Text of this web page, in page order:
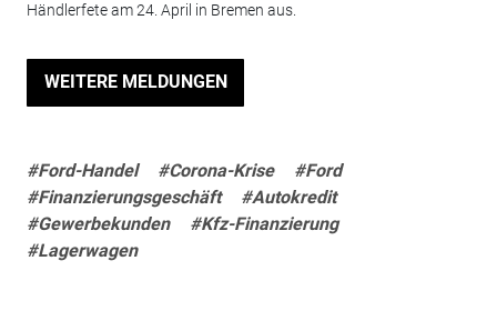
Händlerfete am 24. April in Bremen aus.
WEITERE MELDUNGEN
#Ford-Handel #Corona-Krise
#Ford
#Finanzierungsgeschäft
#Autokredit
#Gewerbekunden
#Kfz-Finanzierung
#Lagerwagen